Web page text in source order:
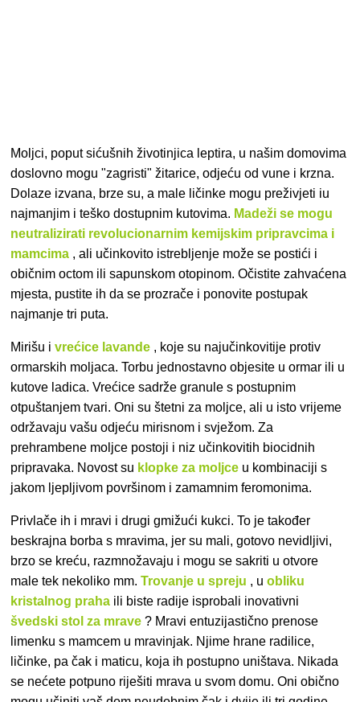
Moljci, poput sićušnih životinjica leptira, u našim domovima
doslovno mogu "zagristi" žitarice, odjeću od vune i krzna.
Dolaze izvana, brze su, a male ličinke mogu preživjeti iu
najmanjim i teško dostupnim kutovima. Madeži se mogu
neutralizirati revolucionarnim kemijskim pripravcima i
mamcima , ali učinkovito istrebljenje može se postići i
običnim octom ili sapunskom otopinom. Očistite zahvaćena
mjesta, pustite ih da se prozrače i ponovite postupak
najmanje tri puta.
Mirišu i vrećice lavande , koje su najučinkovitije protiv
ormarskih moljaca. Torbu jednostavno objesite u ormar ili u
kutove ladica. Vrećice sadrže granule s postupnim
otpuštanjem tvari. Oni su štetni za moljce, ali u isto vrijeme
održavaju vašu odjeću mirisnom i svježom. Za
prehrambene moljce postoji i niz učinkovitih biocidnih
pripravaka. Novost su klopke za moljce u kombinaciji s
jakom ljepljivom površinom i zamamnim feromonima.
Privlače ih i mravi i drugi gmižući kukci. To je također
beskrajna borba s mravima, jer su mali, gotovo nevidljivi,
brzo se kreću, razmnožavaju i mogu se sakriti u otvore
male tek nekoliko mm. Trovanje u spreju , uobliku
kristalnog praha ili biste radije isprobali inovativni
švedski stol za mrave ? Mravi entuzijastično prenose
limenku s mamcem u mravinjak. Njime hrane radilice,
ličinke, pa čak i maticu, koja ih postupno uništava. Nikada
se nećete potpuno riješiti mrava u svom domu. Oni obično